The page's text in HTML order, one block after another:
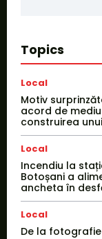
Topics
Local
Motiv
acord de
construirea
Local
Incendiu la
Botoșani a
ancheta în
Local
De la fotografie